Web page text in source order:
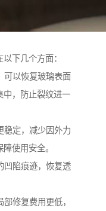
下几个方面：
可以恢复玻璃表面
中，防止裂纹进一
稳定，减少因外力
使用安全。
凹陷痕迹，恢复透
修复费用更低，